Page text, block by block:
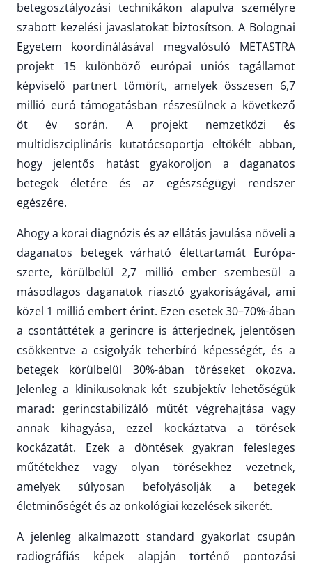
betegosztályozási technikákon alapulva személyre
szabott kezelési javaslatokat biztosítson. A Bolognai
Egyetem koordinálásával megvalósuló METASTRA
projekt 15 különböző európai uniós tagállamot
képviselő partnert tömörít, amelyek összesen 6,7
millió euró támogatásban részesülnek a következő
öt év során. A projekt nemzetközi és
multidiszciplináris kutatócsoportja eltökélt abban,
hogy jelentős hatást gyakoroljon a daganatos
betegek életére és az egészségügyi rendszer
egészére.
Ahogy a korai diagnózis és az ellátás javulása növeli a
daganatos betegek várható élettartamát Európa-
szerte, körülbelül 2,7 millió ember szembesül a
másodlagos daganatok riasztó gyakoriságával, ami
közel 1 millió embert érint. Ezen esetek 30–70%-ában
a csontáttétek a gerincre is átterjednek, jelentősen
csökkentve a csigolyák teherbíró képességét, és a
betegek körülbelül 30%-ában töréseket okozva.
Jelenleg a klinikusoknak két szubjektív lehetőségük
marad: gerincstabilizáló műtét végrehajtása vagy
annak kihagyása, ezzel kockáztatva a törések
kockázatát. Ezek a döntések gyakran felesleges
műtétekhez vagy olyan törésekhez vezetnek,
amelyek súlyosan befolyásolják a betegek
életminőségét és az onkológiai kezelések sikerét.
A jelenleg alkalmazott standard gyakorlat csupán
radiográfiás képek alapján történő pontozási